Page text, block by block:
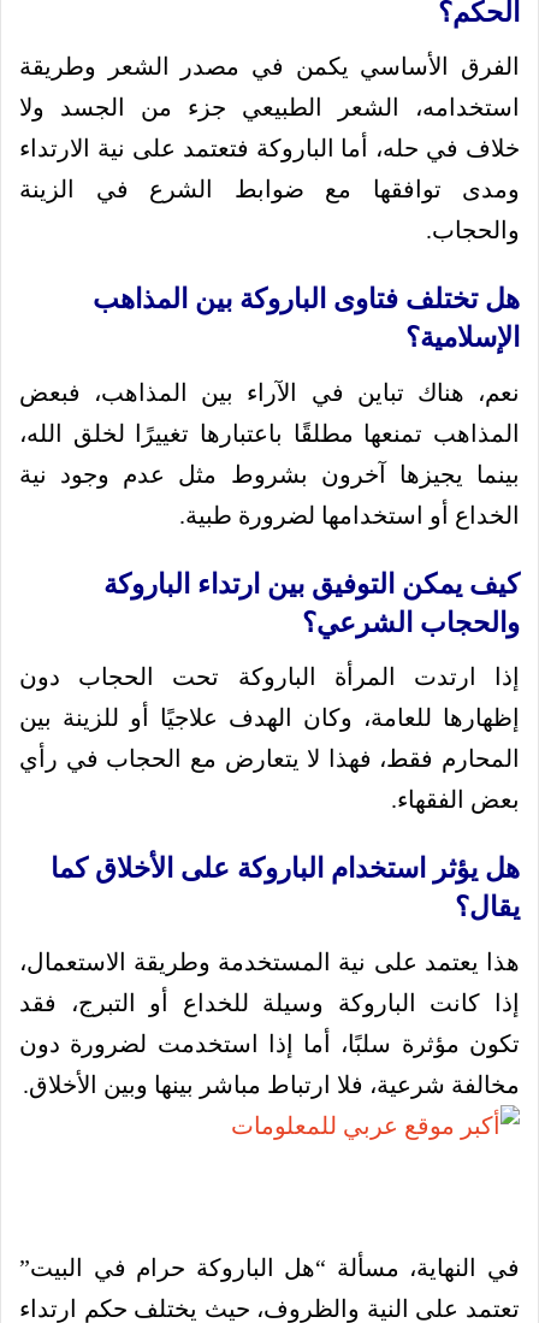
الحكم؟
الفرق الأساسي يكمن في مصدر الشعر وطريقة
استخدامه، الشعر الطبيعي جزء من الجسد ولا
خلاف في حله، أما الباروكة فتعتمد على نية الارتداء
ومدى توافقها مع ضوابط الشرع في الزينة
والحجاب.
هل تختلف فتاوى الباروكة بين المذاهب
الإسلامية؟
نعم، هناك تباين في الآراء بين المذاهب، فبعض
المذاهب تمنعها مطلقًا باعتبارها تغييرًا لخلق الله،
بينما يجيزها آخرون بشروط مثل عدم وجود نية
الخداع أو استخدامها لضرورة طبية.
كيف يمكن التوفيق بين ارتداء الباروكة
والحجاب الشرعي؟
إذا ارتدت المرأة الباروكة تحت الحجاب دون
إظهارها للعامة، وكان الهدف علاجيًا أو للزينة بين
المحارم فقط، فهذا لا يتعارض مع الحجاب في رأي
بعض الفقهاء.
هل يؤثر استخدام الباروكة على الأخلاق كما
يقال؟
هذا يعتمد على نية المستخدمة وطريقة الاستعمال،
إذا كانت الباروكة وسيلة للخداع أو التبرج، فقد
تكون مؤثرة سلبًا، أما إذا استخدمت لضرورة دون
مخالفة شرعية، فلا ارتباط مباشر بينها وبين الأخلاق.
في النهاية، مسألة “هل الباروكة حرام في البيت”
تعتمد على النية والظروف، حيث يختلف حكم ارتداء